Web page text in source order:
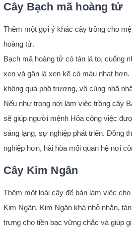
Cây Bạch mã hoàng tử
Thêm một gợi ý khác cây trồng cho
hoàng tử.
Bạch mã hoàng tử có tán lá to, cuống
xen và gân lá xen kẽ có màu nhạt
không quá phô trương, vô cùng nhã
Nếu như trong nơi làm việc trồng cây
sẽ giúp người mệnh Hỏa công việc
sáng lạng, sự nghiệp phát triển. Đồng
nghiệp hơn, hài hòa mối quan hệ nơi
Cây Kim Ngân
Thêm một loài cây để bàn làm việc
Kim Ngân. Kim Ngân khá nhỏ nhắn,
trưng cho tiền bạc vững chắc và giúp